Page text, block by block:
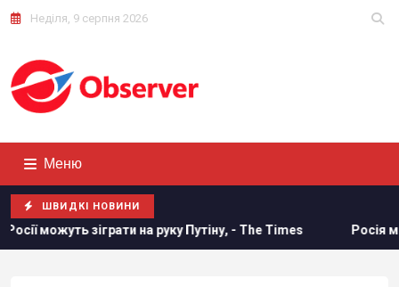
Неділя, 9 серпня 2026
Меню
ШВИДКІ НОВИНИ
руку Путіну, - The Times Росія може застосувати